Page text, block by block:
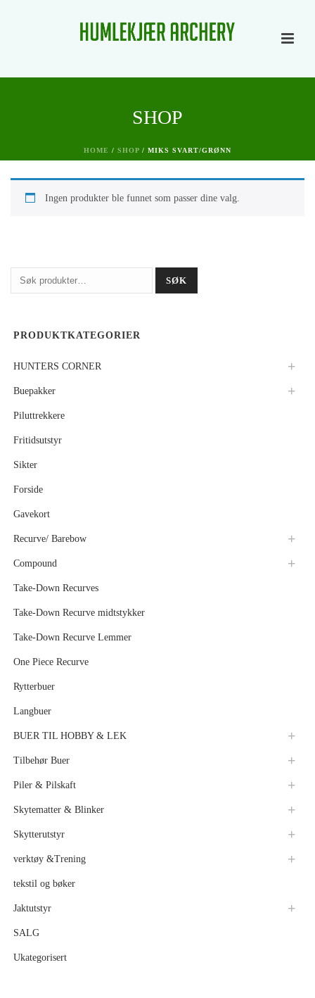
SHOP
HOME / SHOP / MIKS SVART/GRØNN
Ingen produkter ble funnet som passer dine valg.
Søk
etter:
SØK
PRODUKTKATEGORIER
HUNTERS CORNER
Buepakker
Piluttrekkere
Fritidsutstyr
Sikter
Forside
Gavekort
Recurve/ Barebow
Compound
Take-Down Recurves
Take-Down Recurve midtstykker
Take-Down Recurve Lemmer
One Piece Recurve
Rytterbuer
Langbuer
BUER TIL HOBBY & LEK
Tilbehør Buer
Piler & Pilskaft
Skytematter & Blinker
Skytterutstyr
verktøy &Trening
tekstil og bøker
Jaktutstyr
SALG
Ukategorisert